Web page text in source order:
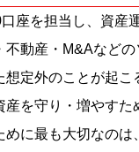
座を担当し、資産
動産・M&Aなど
定外のことが起こ
を守り・増やすた
に最も大切なのは